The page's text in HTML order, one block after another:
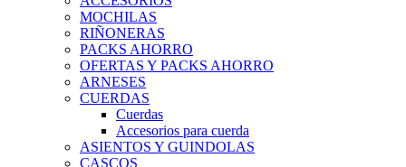
MOCHILAS
RIÑONERAS
PACKS AHORRO
OFERTAS Y PACKS AHORRO
ARNESES
CUERDAS
Cuerdas
Accesorios para cuerda
ASIENTOS Y GUINDOLAS
CASCOS